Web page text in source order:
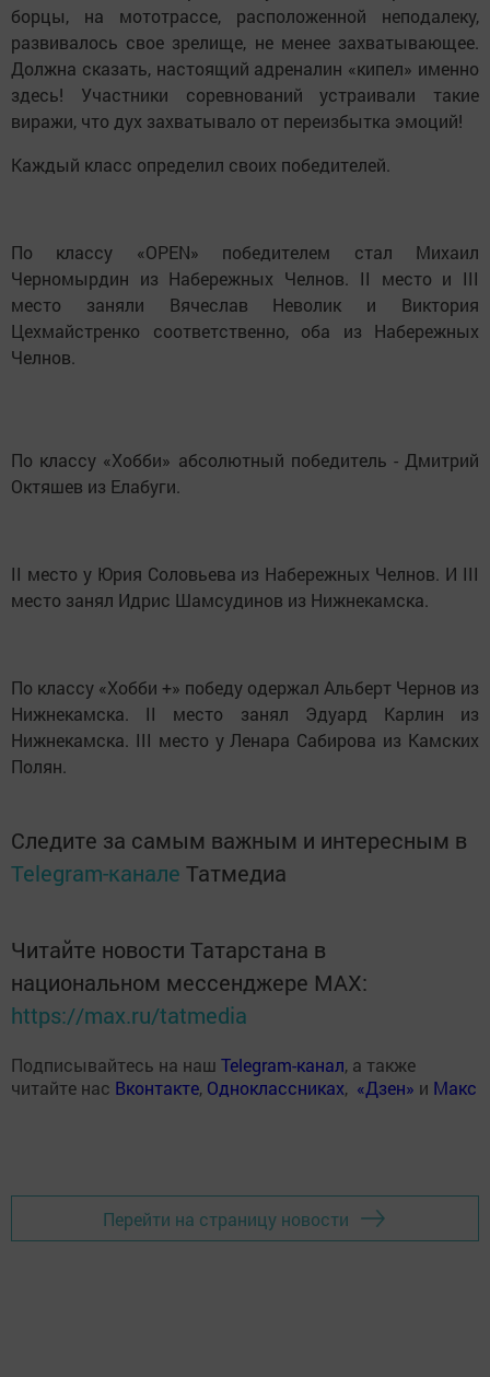
борцы, на мототрассе, расположенной неподалеку,
развивалось свое зрелище, не менее захватывающее.
Должна сказать, настоящий адреналин «кипел» именно
здесь! Участники соревнований устраивали такие
виражи, что дух захватывало от переизбытка эмоций!
Каждый класс определил своих победителей.
По классу «OPEN» победителем стал Михаил
Черномырдин из Набережных Челнов. II место и III
место заняли Вячеслав Неволик и Виктория
Цехмайстренко соответственно, оба из Набережных
Челнов.
По классу «Хобби» абсолютный победитель - Дмитрий
Октяшев из Елабуги.
II место у Юрия Соловьева из Набережных Челнов. И III
место занял Идрис Шамсудинов из Нижнекамска.
По классу «Хобби +» победу одержал Альберт Чернов из
Нижнекамска. II место занял Эдуард Карлин из
Нижнекамска. III место у Ленара Сабирова из Камских
Полян.
Следите за самым важным и интересным в
Telegram-канале Татмедиа
Читайте новости Татарстана в
национальном мессенджере MАХ:
https://max.ru/tatmedia
Подписывайтесь на наш Telegram-канал, а также
читайте нас Вконтакте, Одноклассниках, «Дзен» и Макс
Перейти на страницу новости